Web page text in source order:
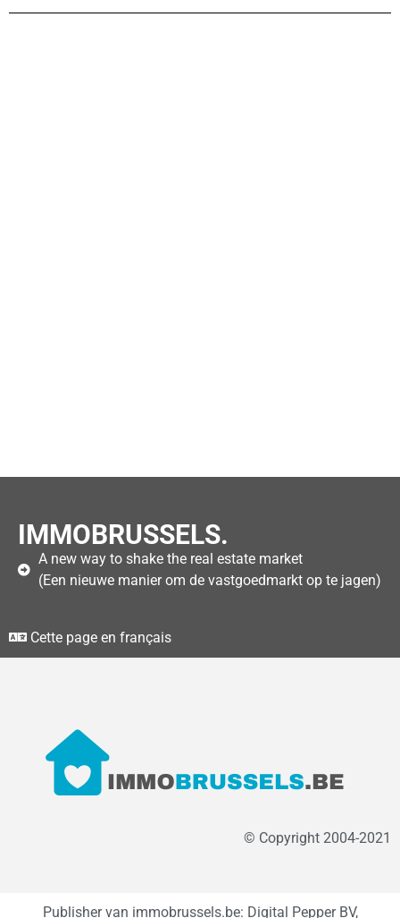
IMMOBRUSSELS.
A new way to shake the real estate market
(Een nieuwe manier om de vastgoedmarkt op te jagen)
Cette page en français
© Copyright 2004-2021
Publisher van immobrussels.be: Digital Pepper BV,